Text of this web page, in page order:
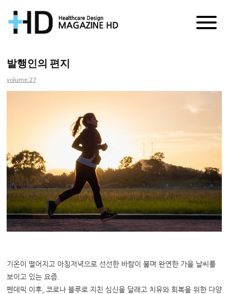
거
발행인의 편지
volume.27
기온이 떨어지고 아침저녁으로 선선한 바람이 불며 완연한 가을 날씨를
보이고 있는 요즘.
펜데믹 이후, 코로나 블루로 지친 심신을 달래고 치유와 회복을 위한 다양